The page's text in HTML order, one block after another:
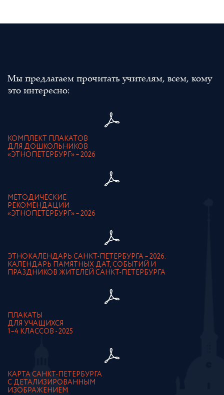
Мы предлагаем прочитать учителям, всем, кому
это интересно:
КОМПЛЕКТ ПЛАКАТОВ
ДЛЯ ДОШКОЛЬНИКОВ
«ЭТНОПЕТЕРБУРГ» – 2026
МЕТОДИЧЕСКИЕ
РЕКОМЕНДАЦИИ
«ЭТНОПЕТЕРБУРГ» – 2026
ЭТНОКАЛЕНДАРЬ САНКТ-ПЕТЕРБУРГА – 2026.
КАЛЕНДАРЬ ПАМЯТНЫХ ДАТ, СОБЫТИЙ И
ПРАЗДНИКОВ ЖИТЕЛЕЙ САНКТ-ПЕТЕРБУРГА
ПЛАКАТЫ
ДЛЯ УЧАЩИХСЯ
1–4 КЛАССОВ - 2025
КАРТА САНКТ-ПЕТЕРБУРГА
С ДЕТАЛИЗИРОВАННЫМ
ИЗОБРАЖЕНИЕМ